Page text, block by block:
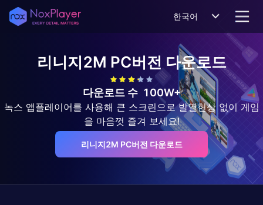
한국어
리니지2M PC버전 다운로드
다운로드 수 100W+
녹스 앱플레이어를 사용해 큰 스크린으로 발열현상 없이 게임
을 마음껏 즐겨 보세요!
리니지2M PC버전 다운로드